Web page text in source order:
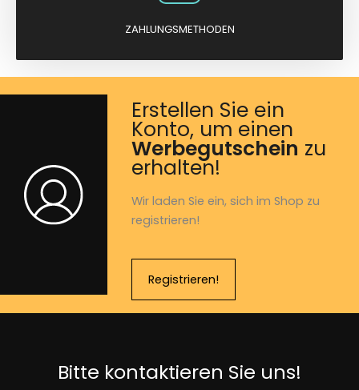
ZAHLUNGSMETHODEN
Erstellen Sie ein
Konto, um einen
Werbegutschein zu
erhalten!
Wir laden Sie ein, sich im Shop zu
registrieren!
Registrieren!
Bitte kontaktieren Sie uns!